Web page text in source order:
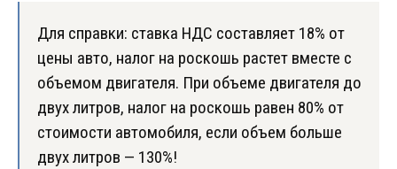
Для справки: ставка НДС составляет 18% от
цены авто, налог на роскошь растет вместе с
объемом двигателя. При объеме двигателя до
двух литров, налог на роскошь равен 80% от
стоимости автомобиля, если объем больше
двух литров — 130%!